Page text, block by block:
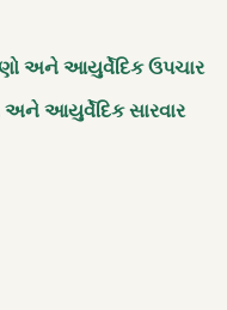
અને આયુર્વેદિક ઉપચાર
આયુર્વેદિક સારવાર